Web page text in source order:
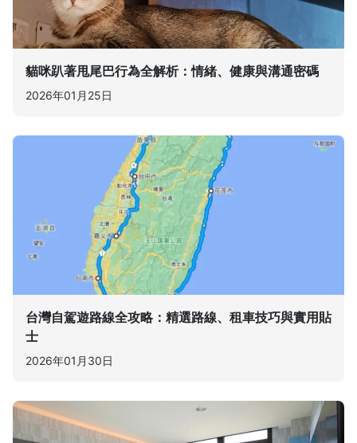
貓咪趴著甩尾巴行為全解析：情緒、健康與溝通密碼
2026年01月25日
台灣自駕遊路線全攻略：精選路線、租車技巧與實用貼
士
2026年01月30日